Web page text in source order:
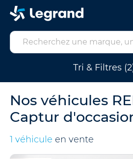
Tri & Filtres
Nos véhicules
Captur
1 véhicule en vente